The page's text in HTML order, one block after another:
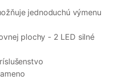
jednoduchú výmenu
plochy - 2 LED silné